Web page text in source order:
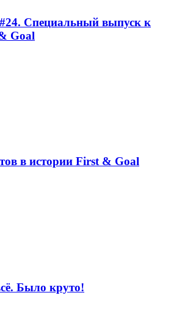
Специальный выпуск к
Goal
в истории First & Goal
Было круто!